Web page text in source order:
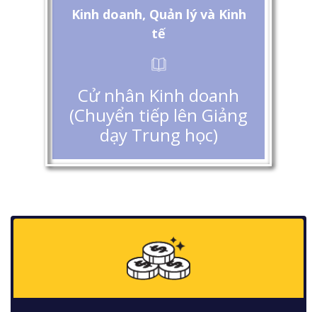
Kinh doanh, Quản lý và Kinh
tế
Cử nhân Kinh doanh
(Chuyển tiếp lên Giảng
dạy Trung học)